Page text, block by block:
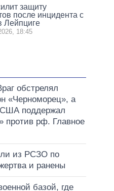
защиту
после инцидента с
Лейпциге
18:45
обстрелял
«Черноморец», а
поддержал
против рф. Главное
из РСЗО по
и ранены
базой, где